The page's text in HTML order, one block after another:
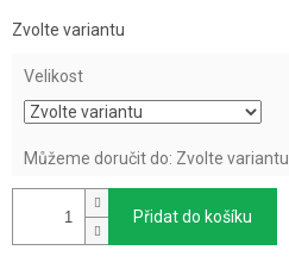
cena:
Zvolte variantu
Velikost
Můžeme doručit do: Zvolte variantu
Přidat do košíku